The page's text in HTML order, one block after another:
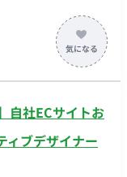
動かしてデザイン
していただく役割
マーケットプレイ
＋必要に応じて対
自社ECサイトお
ィブデザイナー